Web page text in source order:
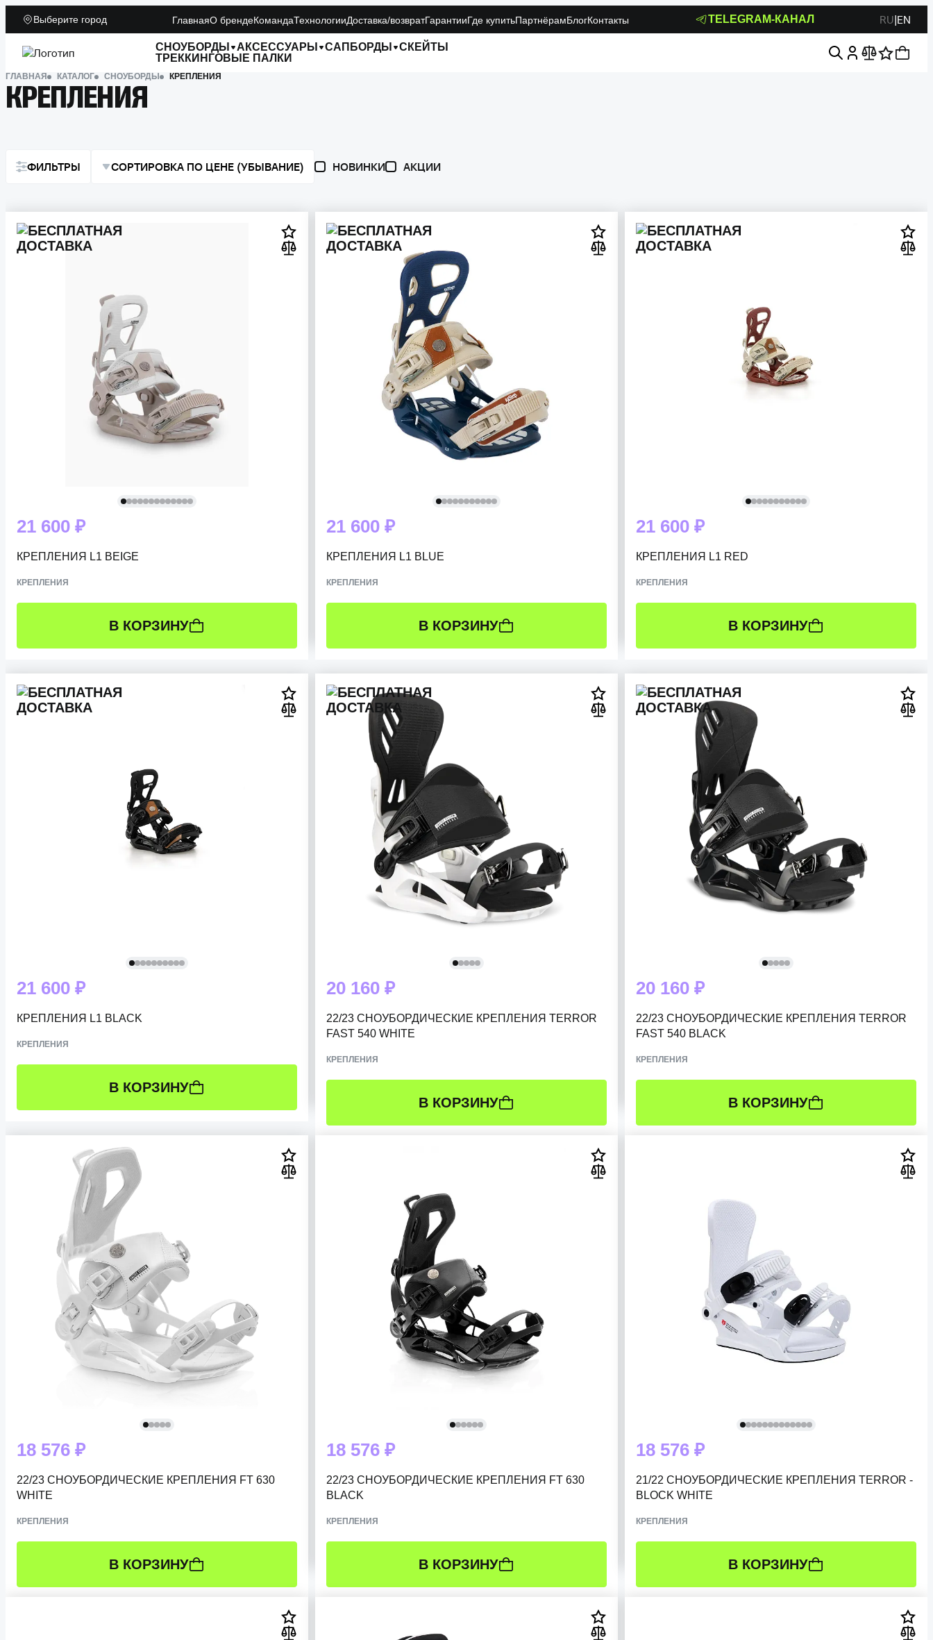
Выберите город ГлавнаяО брендеКомандаТехнологииДоставка/возвратГарантииГде купитьПартнёрамБлогКонтакты TELEGRAM-КАНАЛ RU|EN
СНОУБОРДЫ АКСЕССУАРЫ САПБОРДЫ
СКЕЙТЫ
ТРЕККИНГОВЫЕ ПАЛКИ
ГЛАВНАЯ КАТАЛОГ СНОУБОРДЫ КРЕПЛЕНИЯ
КРЕПЛЕНИЯ
ФИЛЬТРЫ СОРТИРОВКА ПО ЦЕНЕ (УБЫВАНИЕ) НОВИНКИ АКЦИИ
21 600 ₽
КРЕПЛЕНИЯ L1 BEIGE
КРЕПЛЕНИЯ
В КОРЗИНУ
РАЗМЕР:
21 600 ₽
КРЕПЛЕНИЯ L1 BLUE
КРЕПЛЕНИЯ
В КОРЗИНУ
РАЗМЕР:
21 600 ₽
КРЕПЛЕНИЯ L1 RED
КРЕПЛЕНИЯ
В КОРЗИНУ
РАЗМЕР:
21 600 ₽
КРЕПЛЕНИЯ L1 BLACK
КРЕПЛЕНИЯ
В КОРЗИНУ
РАЗМЕР:
20 160 ₽
22/23 СНОУБОРДИЧЕСКИЕ КРЕПЛЕНИЯ TERROR
FAST 540 WHITE
КРЕПЛЕНИЯ
В КОРЗИНУ
L (41-46 RU) M (37-41 RU) S (34-37 RU)
20 160 ₽
22/23 СНОУБОРДИЧЕСКИЕ КРЕПЛЕНИЯ TERROR
FAST 540 BLACK
КРЕПЛЕНИЯ
В КОРЗИНУ
S (34-37 RU)
18 576 ₽
22/23 СНОУБОРДИЧЕСКИЕ КРЕПЛЕНИЯ FT 630
WHITE
КРЕПЛЕНИЯ
В КОРЗИНУ
S (34-37 RU)
18 576 ₽
22/23 СНОУБОРДИЧЕСКИЕ КРЕПЛЕНИЯ FT 630
BLACK
КРЕПЛЕНИЯ
В КОРЗИНУ
M (37-41) S (34-37)
18 576 ₽
21/22 СНОУБОРДИЧЕСКИЕ КРЕПЛЕНИЯ TERROR -
BLOCK WHITE
КРЕПЛЕНИЯ
В КОРЗИНУ
L (41-46 RU) M (37-41 RU) S (34-37 RU)